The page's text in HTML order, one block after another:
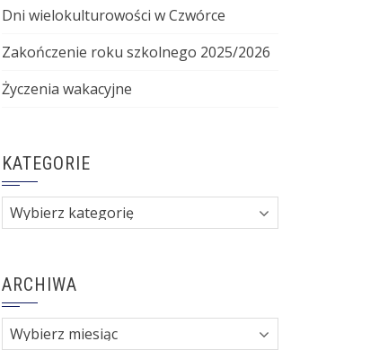
Dni wielokulturowości w Czwórce
Zakończenie roku szkolnego 2025/2026
Życzenia wakacyjne
KATEGORIE
Kategorie
ARCHIWA
Archiwa